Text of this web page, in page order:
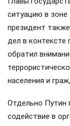
7 августа 2026, 13:58
Владимир
лидером
сообщили в